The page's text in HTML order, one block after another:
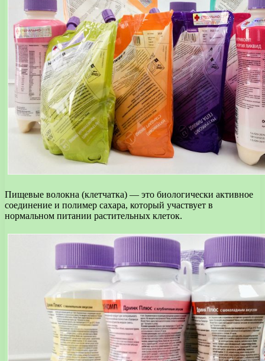
Пищевые волокна (клетчатка) — это биологически активное
соединение и полимер сахара, который участвует в
нормальном питании растительных клеток.